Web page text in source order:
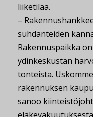
liiketilaa.
–
suhdanteiden
Rakennuspaikka
ydinkeskustan
tonteista.
rakennuksen
sanoo